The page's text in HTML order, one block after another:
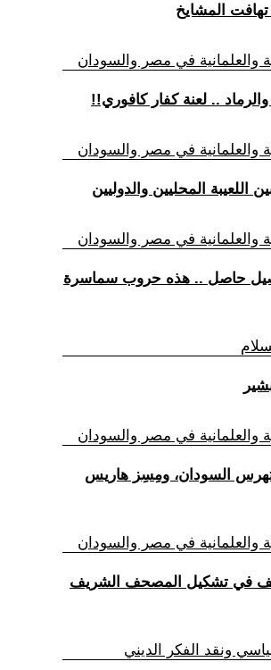
والعلمانية في مصر والسودان
والعلمانية في مصر والسودان
والعلمانية في مصر والسودان
تحصيل حاصل .. هذه حروب سماسرة
والعلمانية في مصر والسودان
تهرس السودان، ومِسِز هاريس
والعلمانية في مصر والسودان
في تشكيل المصحف الشريف
ونقد الفكر الديني